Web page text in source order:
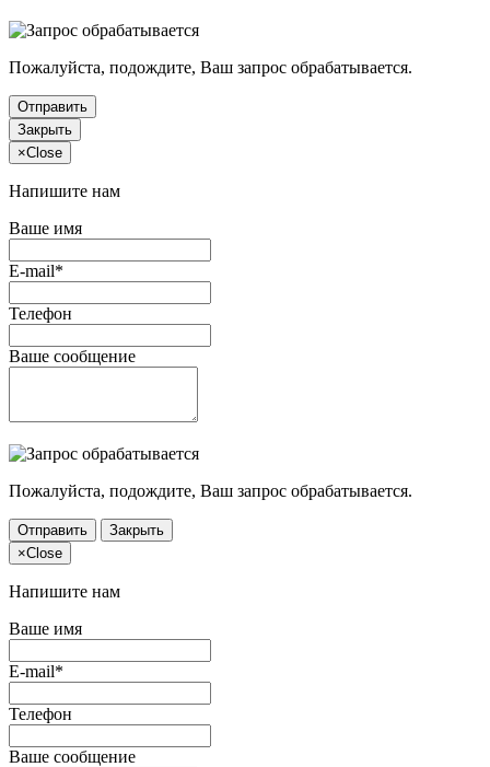
Пожалуйста, подождите, Ваш запрос обрабатывается.
Отправить
Закрыть
×Close
Напишите нам
Ваше имя
E-mail*
Телефон
Ваше сообщение
Пожалуйста, подождите, Ваш запрос обрабатывается.
Отправить
Закрыть
×Close
Напишите нам
Ваше имя
E-mail*
Телефон
Ваше сообщение